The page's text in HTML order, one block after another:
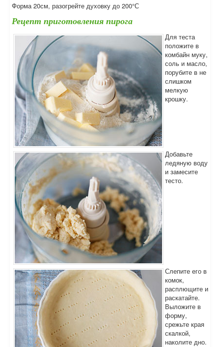
Форма 20см, разогрейте духовку до 200°С
Рецепт приготовления пирога
Для теста
положите в
комбайн муку,
соль и масло,
порубите в не
слишком
мелкую
крошку.
Добавьте
ледяную воду
и замесите
тесто.
Слепите его в
комок,
расплющите и
раскатайте.
Выложите в
форму,
срежьте края
скалкой,
наколите дно.